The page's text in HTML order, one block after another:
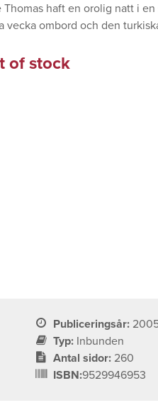
Thomas haft en orolig natt i
vecka ombord och den
of stock
Publiceringsår:
Typ: Inbunden
Antal sidor: 260
ISBN:9529946953